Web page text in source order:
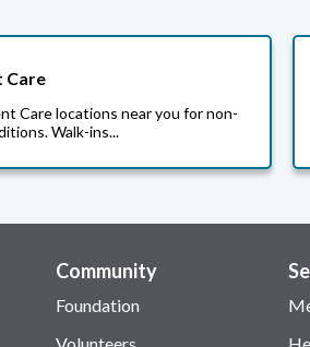
Care
Care locations near you for non-
Walk-ins...
Community
Foundation